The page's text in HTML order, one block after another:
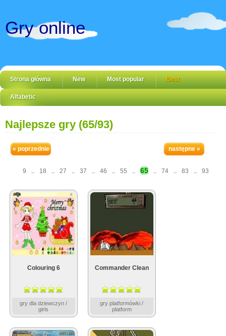
Gry online
Strona główna New Most popular Best
Alfabetic
Najlepsze gry (65/93)
« poprzednie następne »
9 .. 18 .. 27 .. 37 .. 46 .. 55 .. 65 .. 74 .. 83 .. 93
Colouring 6
gry dla dziewczyn /
girls
Commander Clean
gry platformówki /
platform